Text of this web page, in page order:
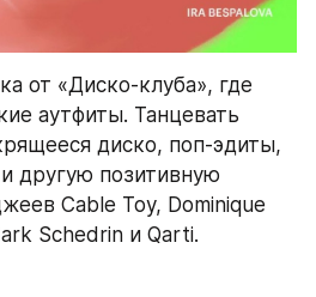
от «Диско-клуба», где
аутфиты. Танцевать
диско, поп-эдиты,
другую позитивную
Cable Toy, Dominique
Schedrin и Qarti.